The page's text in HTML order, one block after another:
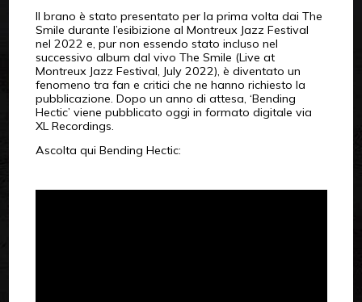
Il brano è stato presentato per la prima volta dai The
Smile durante l’esibizione al Montreux Jazz Festival
nel 2022 e, pur non essendo stato incluso nel
successivo album dal vivo The Smile (Live at
Montreux Jazz Festival, July 2022), è diventato un
fenomeno tra fan e critici che ne hanno richiesto la
pubblicazione. Dopo un anno di attesa, ‘Bending
Hectic’ viene pubblicato oggi in formato digitale via
XL Recordings.
Ascolta qui Bending Hectic: